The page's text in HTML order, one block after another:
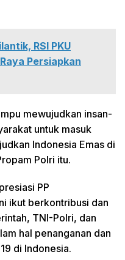
RSI PKU
Persiapkan
mewujudkan insan-
untuk masuk
Indonesia Emas di
Polri itu.
PP
ikut berkontribusi dan
TNI-Polri, dan
hal penanganan dan
di Indonesia.